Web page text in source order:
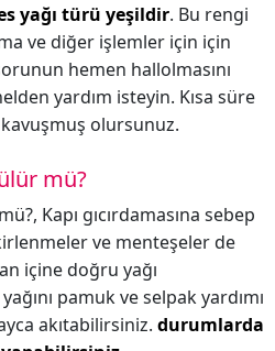
yağı türü yeşildir. Bu rengi
ve diğer işlemler için için
hemen hallolmasını
yardım isteyin. Kısa süre
olursunuz.
mü?
Kapı gıcırdamasına sebep
ve menteşeler de
içine doğru yağı
pamuk ve selpak yardımı
akıtabilirsiniz. durumlarda